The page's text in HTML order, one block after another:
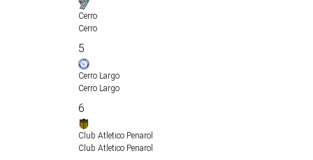
Cerro
Cerro
5
Cerro Largo
Cerro Largo
6
Club Atletico Penarol
Club Atletico Penarol